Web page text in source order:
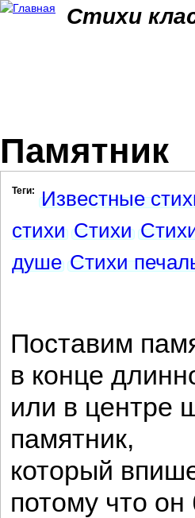
Стихи
Памятник
Теги: Известные
стихи Стихи
душе Стихи
Поставим
в конце
или в центре
памятник,
который
потому что он